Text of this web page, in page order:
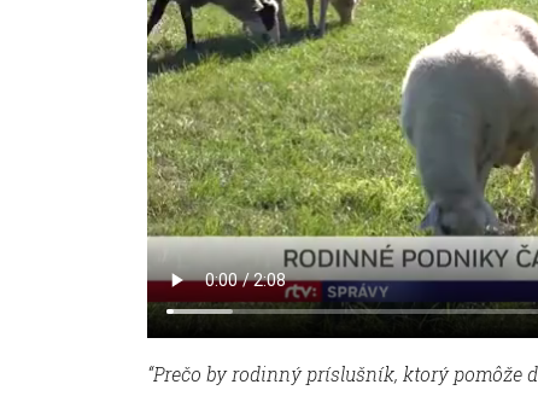
“Prečo by rodinný príslušník, ktorý